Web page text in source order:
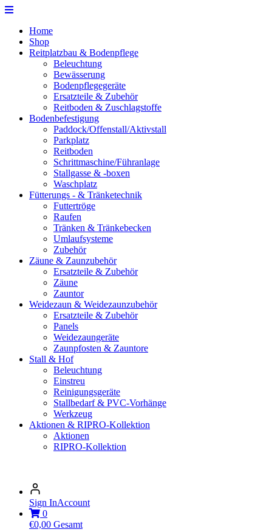
Home
Shop
Reitplatzbau & Bodenpflege
Beleuchtung
Bewässerung
Bodenpflegegeräte
Ersatzteile & Zubehör
Reitboden & Zuschlagstoffe
Bodenbefestigung
Paddock/Offenstall/Aktivstall
Parkplatz
Reitboden
Schrittmaschine/Führanlage
Stallgasse & -boxen
Waschplatz
Fütterungs - & Tränketechnik
Futtertröge
Raufen
Tränken & Tränkebecken
Umlaufsysteme
Zubehör
Zäune & Zaunzubehör
Ersatzteile & Zubehör
Zäune
Zauntor
Weidezaun & Weidezaunzubehör
Ersatzteile & Zubehör
Panels
Weidezaungeräte
Zaunpfosten & Zauntore
Stall & Hof
Beleuchtung
Einstreu
Reinigungsgeräte
Stallbedarf & PVC-Vorhänge
Werkzeug
Aktionen & RIPRO-Kollektion
Aktionen
RIPRO-Kollektion
Sign InAccount
0
€0,00 Gesamt